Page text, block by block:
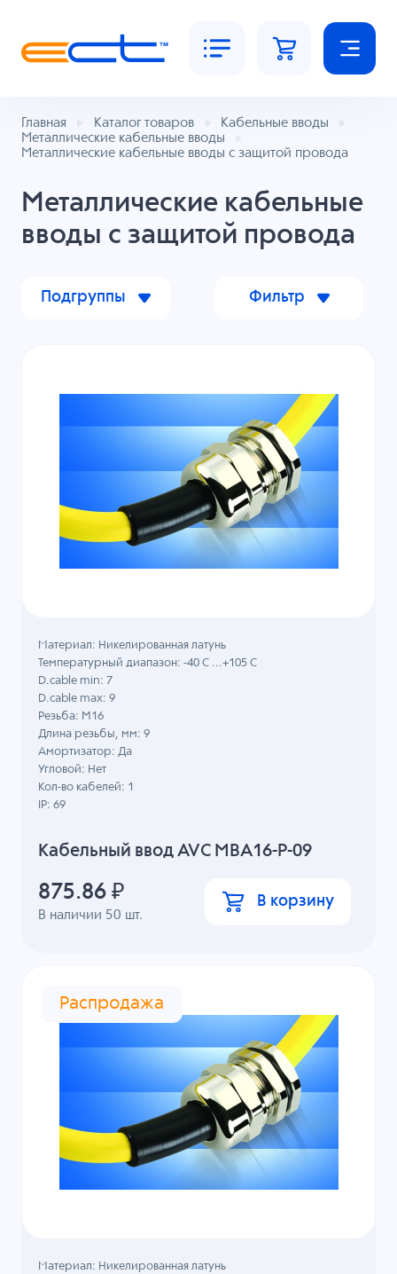
Главная Каталог товаров
Кабельные вводы
Металлические кабельные вводы
Металлические кабельные вводы с защитой провода
Металлические кабельные
вводы с защитой провода
Подгруппы Фильтр
Кабельный ввод AVC MBA16-P-09
В наличии 50 шт.
Материал: Никелированная латунь
Температурный диапазон: -40 C ...+105 C
D.cable min: 7
D.cable max: 9
Резьба: M16
Длина резьбы, мм: 9
Амортизатор: Да
Угловой: Нет
Кол-во кабелей: 1
IP: 69
875.86 ₽ В корзину
Распродажа
Материал: Никелированная латунь